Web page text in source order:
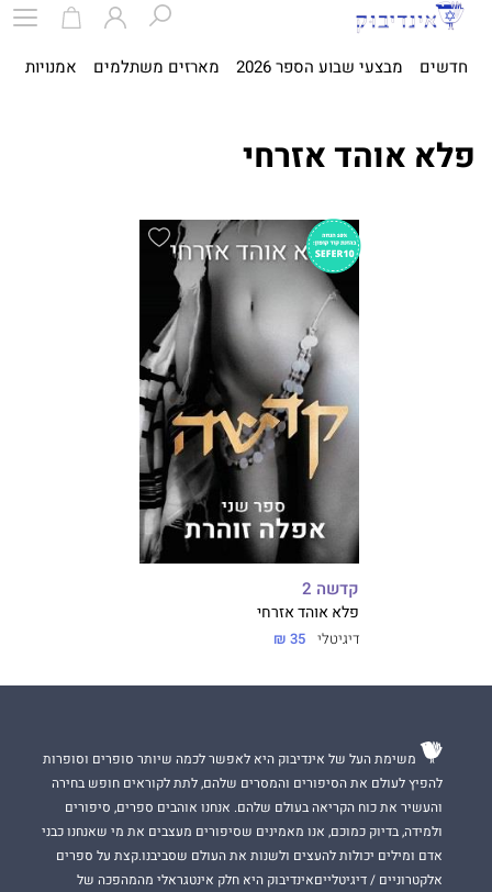
חדשים מבצעי שבוע הספר 2026 מארזים משתלמים אמנויות
פלא אוהד אזרחי
קדשה 2
פלא אוהד אזרחי
דיגיטלי 35 ₪
משימת העל של אינדיבוק היא לאפשר לכמה שיותר סופרים וסופרות
להפיץ לעולם את הסיפורים והמסרים שלהם, לתת לקוראים חופש בחירה
והעשיר את כוח הקריאה בעולם שלהם. אנחנו אוהבים ספרים, סיפורים
ולמידה, בדיוק כמוכם, אנו מאמינים שסיפורים מעצבים את מי שאנחנו כבני
אדם ומילים יכולות להעצים ולשנות את העולם שסביבנו.קצת על ספרים
אלקטרוניים / דיגיטלייםאינדיבוק היא חלק אינטגראלי מהמהפכה של